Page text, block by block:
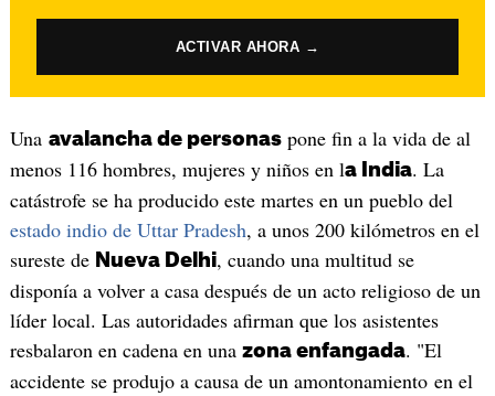
ACTIVAR AHORA →
Una avalancha de personaspone fin a la vida de al
menos 116 hombres, mujeres y niños en la India. La
catástrofe se ha producido este martes en un pueblo del
estado indio de Uttar Pradesh, a unos 200 kilómetros en el
sureste de Nueva Delhi, cuando una multitud se
disponía a volver a casa después de un acto religioso de un
líder local. Las autoridades afirman que los asistentes
resbalaron en cadena en una zona enfangada. "El
accidente se produjo a causa de un amontonamiento en el